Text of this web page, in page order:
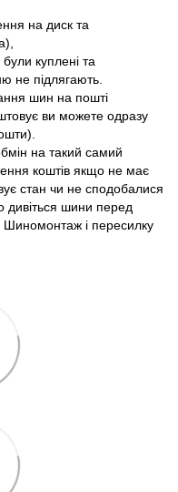
на диск та
куплені та
не підлягають.
шин на пошті
ви можете одразу
на такий самий
коштів якщо не має
стан чи не сподобалися
дивіться шини перед
і пересилку